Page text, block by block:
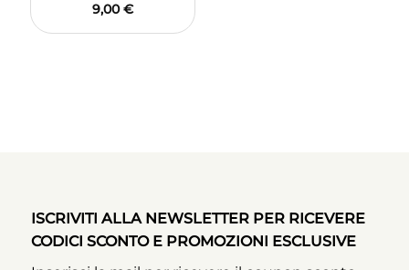
9,00€
ISCRIVITI ALLA NEWSLETTER PER RICEVERE
CODICI SCONTO E PROMOZIONI ESCLUSIVE